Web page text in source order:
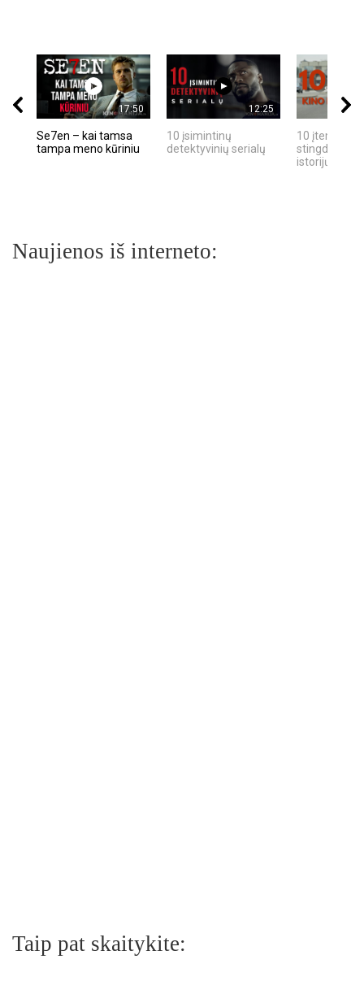
17:50
Se7en – kai tamsa
tampa meno kūriniu
12:25
10 įsimintinų
detektyvinių serialų
10 įtemptų,
stingdančių
istorijų
Naujienos iš interneto:
Taip pat skaitykite: